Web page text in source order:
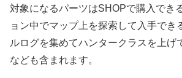
対象になるパーツはSHOPで購入でき
ョン中でマップ上を探索して入手でき
ルログを集めてハンタークラスを上げ
なども含まれます。